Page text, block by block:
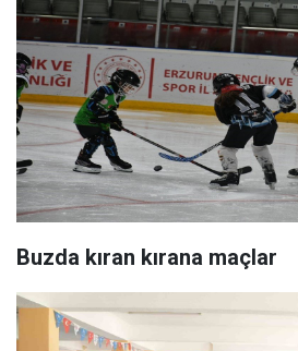
Buzda kıran kırana maçlar